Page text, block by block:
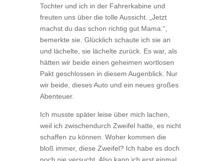
Tochter und ich in der Fahrerkabine und
freuten uns über die tolle Aussicht. „Jetzt
machst du das schon richtig gut Mama.“,
bemerkte sie. Glücklich schaute ich sie an
und lächelte, sie lächelte zurück. Es war, als
hätten wir beide einen geheimen wortlosen
Pakt geschlossen in diesem Augenblick. Nur
wir beide, dieses Auto und ein neues großes
Abenteuer.
Ich musste später leise über mich lachen,
weil ich zwischendurch Zweifel hatte, es nicht
schaffen zu können. Woher kommen die
bloß immer, diese Zweifel? Ich habe es doch
noch nie versucht. Also kann ich erst einmal